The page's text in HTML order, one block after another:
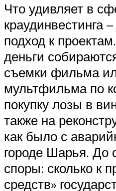
Что удивляет в
краудинвестинга
подход к
деньги
съемки фильма
мультфильма по
покупку лозы в
также на
как было с
городе Шарья. До
споры: сколько к
средств»